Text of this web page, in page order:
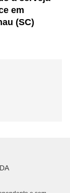
em
(SC)